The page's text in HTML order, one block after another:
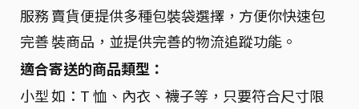
服務
完善
賣貨便提供多種包裝袋選擇，方便你快速包
裝商品，並提供完善的物流追蹤功能。
適合寄送的商品類型：
小型如：T 恤、內衣、襪子等，只要符合尺寸限